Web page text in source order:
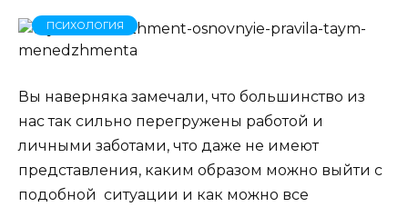
ПСИХОЛОГИЯ
Вы наверняка замечали, что большинство из
нас так сильно перегружены работой и
личными заботами, что даже не имеют
представления, каким образом можно выйти с
подобной ситуации и как можно все